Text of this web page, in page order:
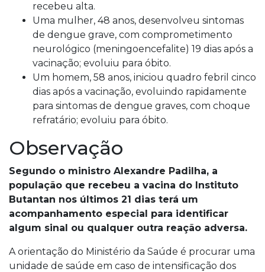
recebeu alta.
Uma mulher, 48 anos, desenvolveu sintomas
de dengue grave, com comprometimento
neurológico (meningoencefalite) 19 dias após a
vacinação; evoluiu para óbito.
Um homem, 58 anos, iniciou quadro febril cinco
dias após a vacinação, evoluindo rapidamente
para sintomas de dengue graves, com choque
refratário; evoluiu para óbito.
Observação
Segundo o ministro Alexandre Padilha, a
população que recebeu a vacina do Instituto
Butantan nos últimos 21 dias terá um
acompanhamento especial para identificar
algum sinal ou qualquer outra reação adversa.
A orientação do Ministério da Saúde é procurar uma
unidade de saúde em caso de intensificação dos